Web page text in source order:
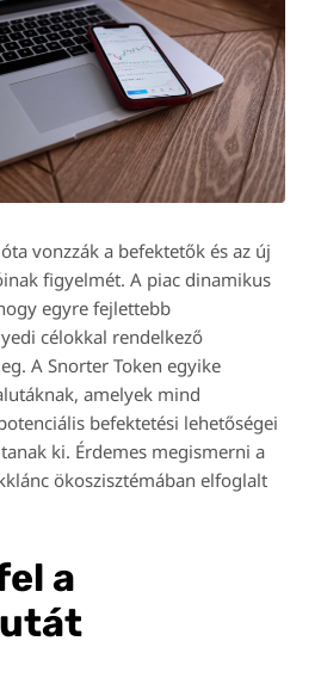
vonzzák a befektetők és az új
figyelmét. A piac dinamikus
egyre fejlettebb
célokkal rendelkező
A Snorter Token egyike
amelyek mind
befektetési lehetőségei
ki. Érdemes megismerni a
ökoszisztémában elfoglalt
a